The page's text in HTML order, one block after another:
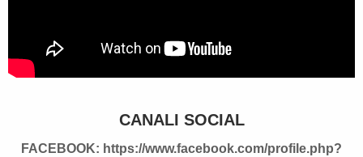
CANALI SOCIAL
FACEBOOK: https://www.facebook.com/profile.php?